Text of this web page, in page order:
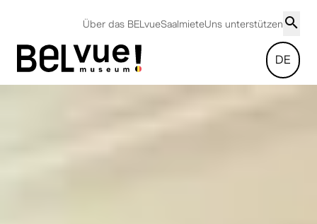
Über das BELvueSaalmieteUns unterstützen
DE